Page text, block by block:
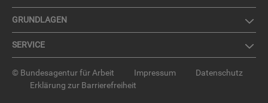
GRUND­LA­GEN
SER­VICE
© Bundesagentur für Arbeit Impressum
Datenschutz
Erklärung zur Barrierefreiheit